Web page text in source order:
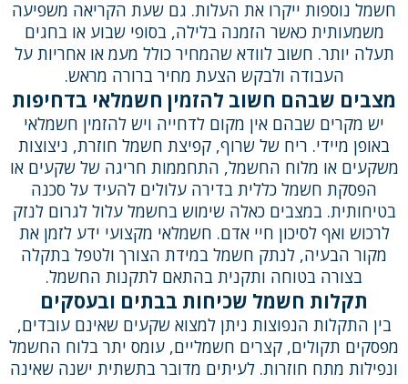
חשמל נוספות ייקרו את העלות. גם שעת הקריאה משפיעה
משמעותית כאשר הזמנה בלילה, בסופי שבוע או בחגים
תעלה יותר. חשוב לוודא שהמחיר כולל מעמ או אחריות על
העבודה ולבקש הצעת מחיר ברורה מראש.
מצבים שבהם חשוב להזמין חשמלאי בדחיפות
יש מקרים שבהם אין מקום לדחייה ויש להזמין חשמלאי
באופן מיידי. ריח של שרוף, קפיצת חשמל חוזרת, ניצוצות
משקעים או מלוח החשמל, התחממות חריגה של שקעים או
הפסקת חשמל כללית בדירה עלולים להעיד על סכנה
בטיחותית. במצבים כאלה שימוש בחשמל עלול לגרום לנזק
לרכוש ואף לסיכון חיי אדם. חשמלאי מקצועי ידע לזמן את
מקור הבעיה, לנתק חשמל במידת הצורך ולטפל בתקלה
בצורה בטוחה ותקנית בהתאם לתקנות החשמל.
תקלות חשמל שכיחות בבתים ובעסקים
בין התקלות הנפוצות ניתן למצוא שקעים שאינם עובדים,
מפסקים תקולים, קצרים חשמליים, עומס יתר בלוח החשמל
ונפילות מתח חוזרות. לעיתים מדובר בתשתית ישנה שאינה